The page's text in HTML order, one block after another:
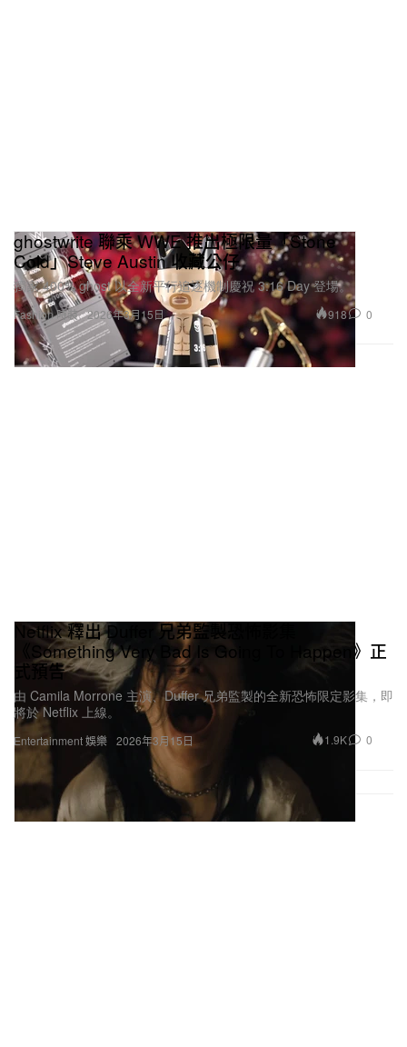
Fashion 時裝
ghostwrite 聯乘 WWE 推出極限量「Stone
Cold」Steve Austin 收藏公仔
獨家 400% ghost 以全新平行追逐機制慶祝 3:16 Day 登場。
2026年3月15日 918 0
Entertainment 娛樂
Netflix 釋出 Duffer 兄弟監製恐怖影集
《Something Very Bad Is Going To Happen》正
式預告
由 Camila Morrone 主演、Duffer 兄弟監製的全新恐怖限定影集，即
將於 Netflix 上線。
2026年3月15日 1.9K 0